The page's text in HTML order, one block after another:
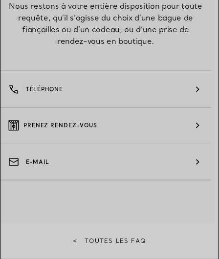
Nous restons à votre entière disposition pour toute
requête, qu’il s’agisse du choix d’une bague de
fiançailles ou d’un cadeau, ou d’une prise de
rendez-vous en boutique.
TÉLÉPHONE
PRENEZ RENDEZ-VOUS
E-MAIL
< TOUTES LES FAQ